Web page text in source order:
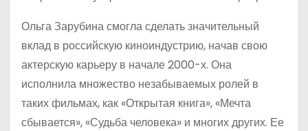
Ольга Зарубина смогла сделать значительный
вклад в российскую киноиндустрию, начав свою
актерскую карьеру в начале 2000-х. Она
исполнила множество незабываемых ролей в
таких фильмах, как «Открытая книга», «Мечта
сбывается», «Судьба человека» и многих других. Ее